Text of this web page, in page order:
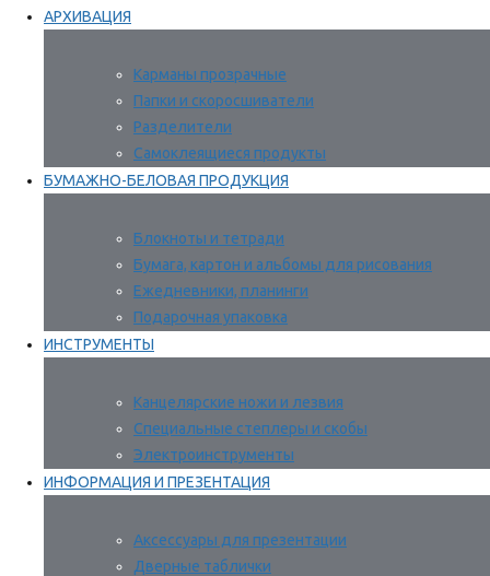
АРХИВАЦИЯ
Карманы прозрачные
Папки и скоросшиватели
Разделители
Самоклеящиеся продукты
БУМАЖНО-БЕЛОВАЯ ПРОДУКЦИЯ
Блокноты и тетради
Бумага, картон и альбомы для рисования
Ежедневники, планинги
Подарочная упаковка
ИНСТРУМЕНТЫ
Канцелярские ножи и лезвия
Специальные степлеры и скобы
Электроинструменты
ИНФОРМАЦИЯ И ПРЕЗЕНТАЦИЯ
Аксессуары для презентации
Дверные таблички